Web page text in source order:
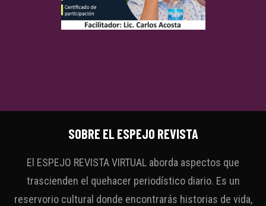
SOBRE EL ESPEJO REVISTA
El ESPEJO REVISTA VIRTUAL aborda aspectos que
trascienden el quehacer periodístico diario. Es un
reservorio cultural donde encontrarás historias de vida,